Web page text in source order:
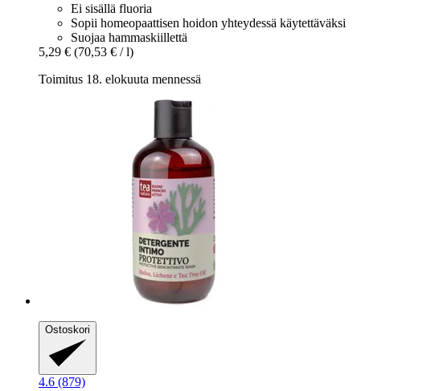
Ei sisällä fluoria
Sopii homeopaattisen hoidon yhteydessä käytettäväksi
Suojaa hammaskiillettä
5,29 € (70,53 € / l)
Toimitus 18. elokuuta mennessä
Ostoskori
4.6 (879)